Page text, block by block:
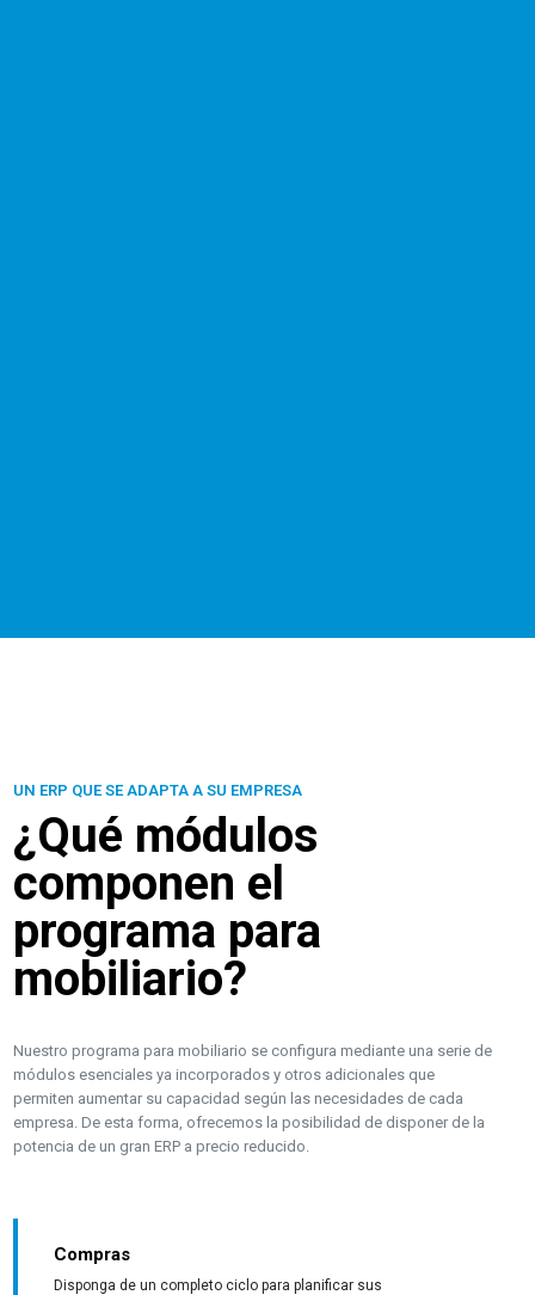
UN ERP QUE SE ADAPTA A SU EMPRESA
¿Qué módulos
componen el
programa para
mobiliario?
Nuestro programa para mobiliario se configura mediante una serie de
módulos esenciales ya incorporados y otros adicionales que
permiten aumentar su capacidad según las necesidades de cada
empresa. De esta forma, ofrecemos la posibilidad de disponer de la
potencia de un gran ERP a precio reducido.
Compras
Disponga de un completo ciclo para planificar sus